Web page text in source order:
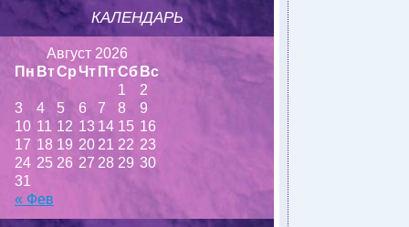
КАЛЕНДАРЬ
Август 2026
Пн ВтСрЧт ПтСб Вс
« Фев
1
2
3
4 5 6 7 8
9
10 11 12 13 14 15 16
17 18 19 20 21 22 23
24 25 26 27 28 29 30
31